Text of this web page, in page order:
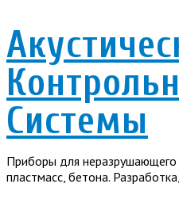
Системы
Приборы для неразрушающего
пластмасс, бетона.